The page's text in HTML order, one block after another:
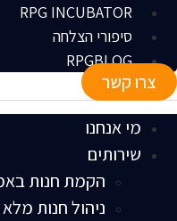
RPG INCUBATOR
סיפורי הצלחה
RPGBLOG
צרו קשר
מי אנחנו
שירותים
הקמת חנות
ניהול חנות מלא